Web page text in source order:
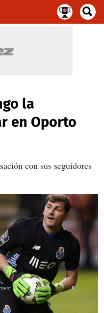
la
en Oporto
con sus seguidores
X